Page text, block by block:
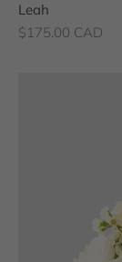
Leah
Prix de vente
$175.00 CAD